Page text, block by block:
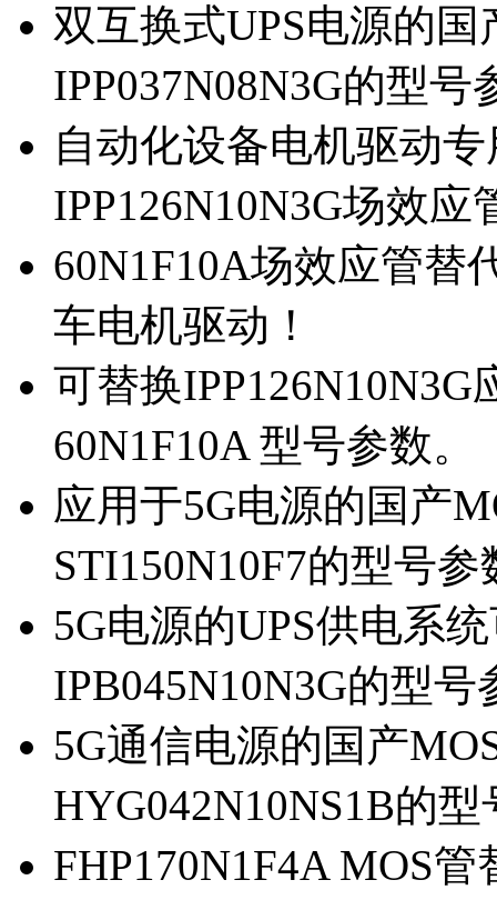
双互换式UPS电源的
IPP037N08N3G的型号
自动化设备电机驱动
IPP126N10N3G场效应
60N1F10A场效应管替
车电机驱动！
可替换
60N1F10A 型号参数。
应用于5G电源的国产
STI150N10F7的型号参
5G电源的UPS供电系
IPB045N10N3G的型号
5G通信电源的国产
HYG042N10NS1B的
FHP170N1F4A MOS